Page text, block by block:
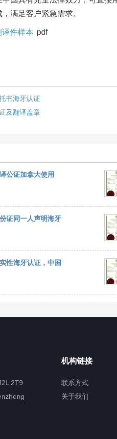
满足客户紧急需求。
件样本 pdf
书海牙认证
及翻译盖章
公证加拿大使用
证同一人声明海牙
性海牙认证，中国
2T9
机构链接
联系方式
关于我们